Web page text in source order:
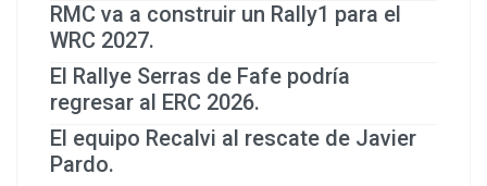
RMC va a construir un Rally1 para el
WRC 2027.
El Rallye Serras de Fafe podría
regresar al ERC 2026.
El equipo Recalvi al rescate de Javier
Pardo.